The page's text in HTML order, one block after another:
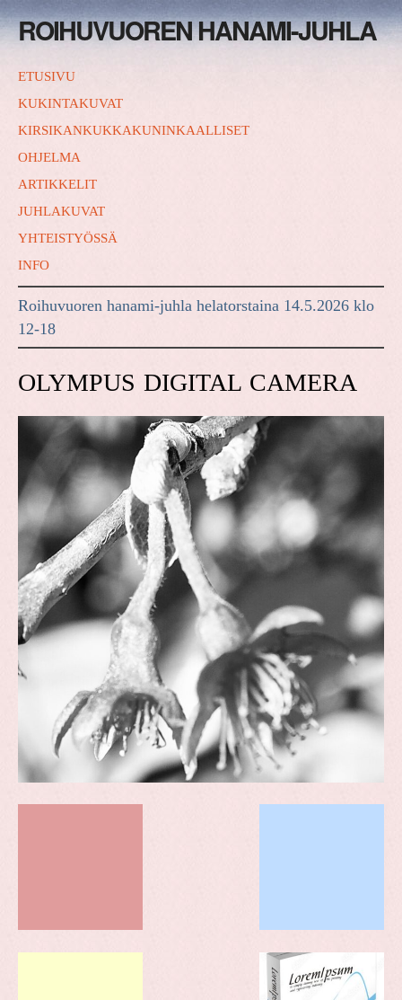
ROIHUVUOREN HANAMI-JUHLA
ETUSIVU
KUKINTAKUVAT
KIRSIKANKUKKAKUNINKAALLISET
OHJELMA
ARTIKKELIT
JUHLAKUVAT
YHTEISTYÖSSÄ
INFO
Roihuvuoren hanami-juhla helatorstaina 14.5.2026 klo
12-18
OLYMPUS DIGITAL CAMERA